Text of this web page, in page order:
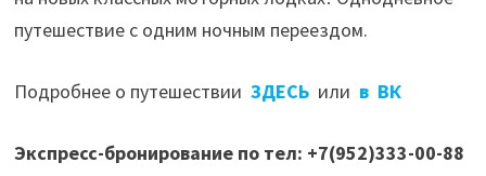
путешествие с одним ночным переездом.
Подробнее о путешествии ЗДЕСЬили в ВК
Экспресс-бронирование по тел: +7(952)333-00-88